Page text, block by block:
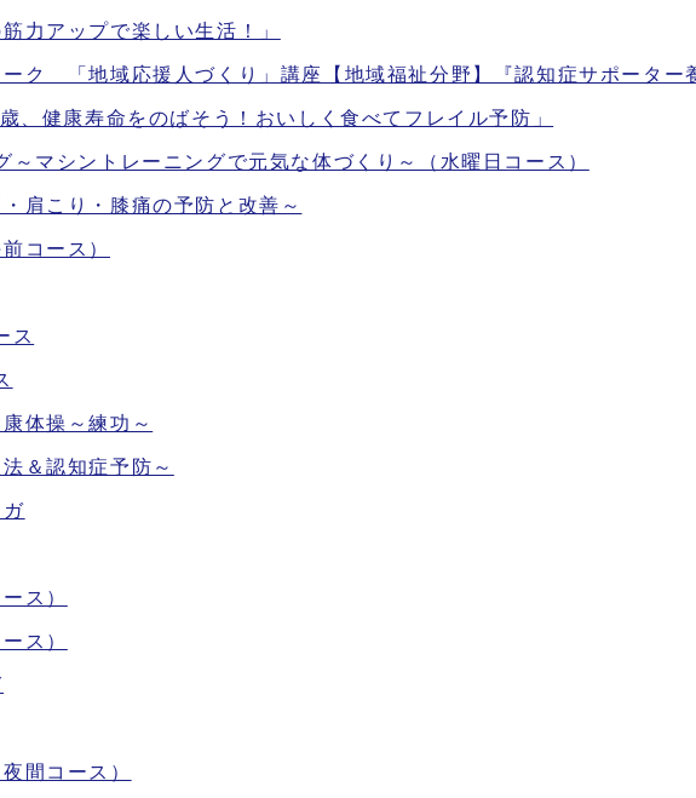
力アップで楽しい生活！」
ク 「地域応援人づくり」講座【地域福祉分野】『認知症サポーター
、健康寿命をのばそう！おいしく食べてフレイル予防」
～マシントレーニングで元気な体づくり～（水曜日コース）
肩こり・膝痛の予防と改善～
コース）
ス
体操～練功～
＆認知症予防～
ガ
ス）
ス）
間コース）